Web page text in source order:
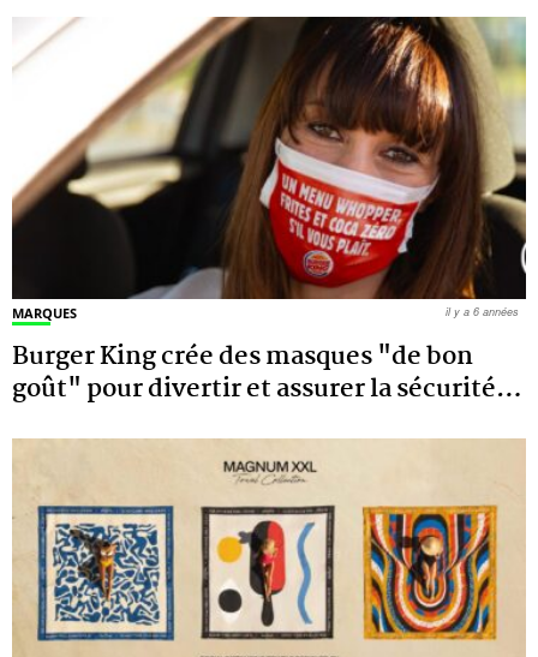
MARQUES
Burger King crée des masques "de bon
goût" pour divertir et assurer la sécurité…
il y a 6 années